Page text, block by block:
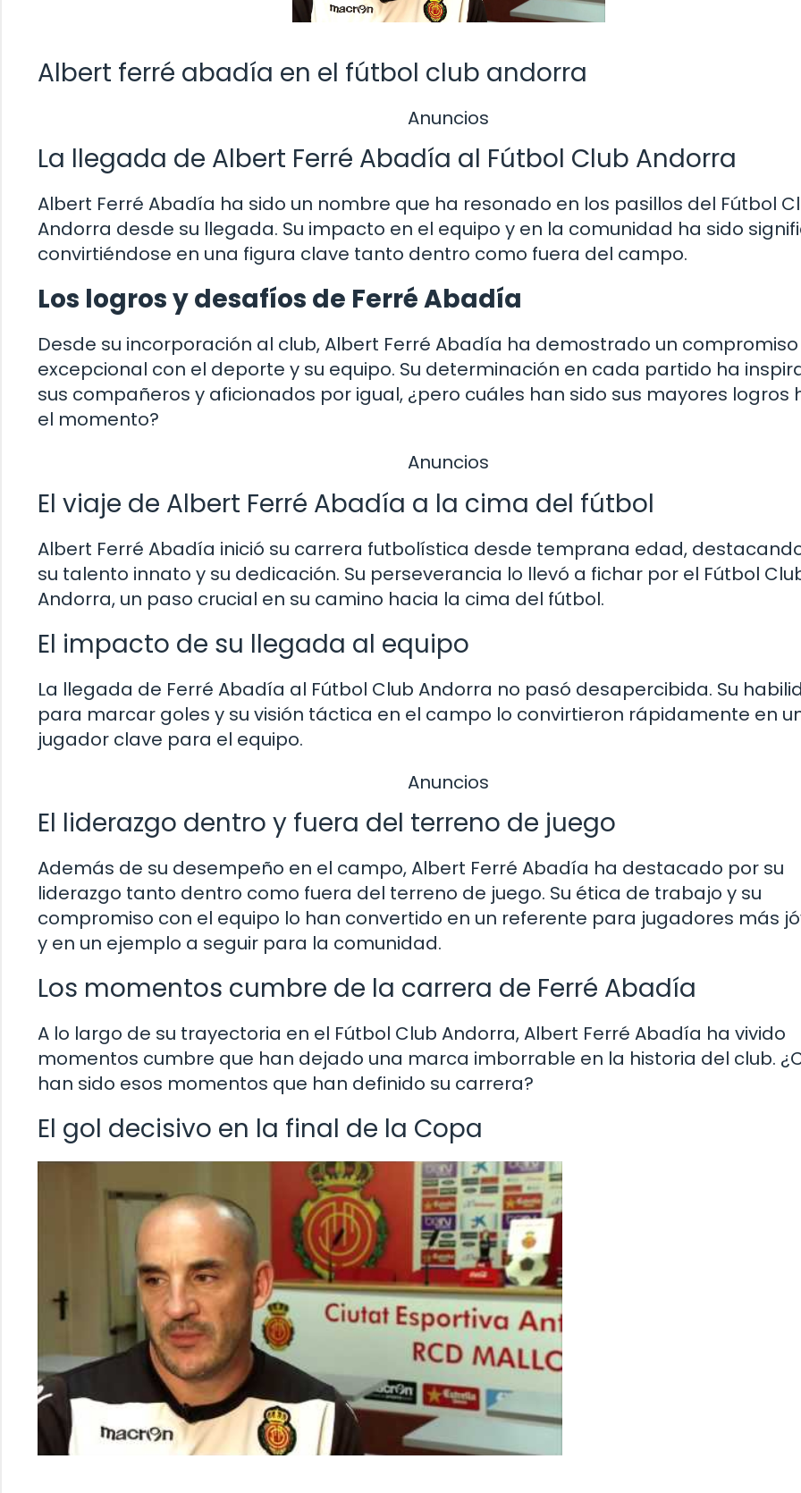
Albert ferré abadía en el fútbol club andorra
Anuncios
La llegada de Albert Ferré Abadía al Fútbol Club Andorra
Albert Ferré Abadía ha sido un nombre que ha resonado en los pasillos del Fútbol
Andorra desde su llegada. Su impacto en el equipo y en la comunidad ha sido
convirtiéndose en una figura clave tanto dentro como fuera del campo.
Los logros y desafíos de Ferré Abadía
Desde su incorporación al club, Albert Ferré Abadía ha demostrado un compromiso
excepcional con el deporte y su equipo. Su determinación en cada partido ha
sus compañeros y aficionados por igual, ¿pero cuáles han sido sus mayores logros
el momento?
Anuncios
El viaje de Albert Ferré Abadía a la cima del fútbol
Albert Ferré Abadía inició su carrera futbolística desde temprana edad,
su talento innato y su dedicación. Su perseverancia lo llevó a fichar por el Fútbol
Andorra, un paso crucial en su camino hacia la cima del fútbol.
El impacto de su llegada al equipo
La llegada de Ferré Abadía al Fútbol Club Andorra no pasó desapercibida. Su
para marcar goles y su visión táctica en el campo lo convirtieron rápidamente en
jugador clave para el equipo.
Anuncios
El liderazgo dentro y fuera del terreno de juego
Además de su desempeño en el campo, Albert Ferré Abadía ha destacado por su
liderazgo tanto dentro como fuera del terreno de juego. Su ética de trabajo y su
compromiso con el equipo lo han convertido en un referente para jugadores más
y en un ejemplo a seguir para la comunidad.
Los momentos cumbre de la carrera de Ferré Abadía
A lo largo de su trayectoria en el Fútbol Club Andorra, Albert Ferré Abadía ha vivido
momentos cumbre que han dejado una marca imborrable en la historia del club.
han sido esos momentos que han definido su carrera?
El gol decisivo en la final de la Copa